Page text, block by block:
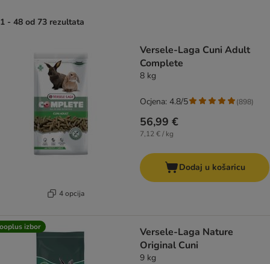
1 - 48 od 73 rezultata
4 opcija
Versele-Laga Cuni Adult
Complete
8 kg
56,99 €
7,12 € / kg
Ocjena: 4.8/5 (898)
Dodaj u košaricu
izbor
Versele-Laga Nature
Original Cuni
9 kg